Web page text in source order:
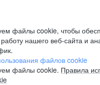
файлы cookie, чтобы
нашего веб-сайта и
файлов cookie
файлы cookie. Правила